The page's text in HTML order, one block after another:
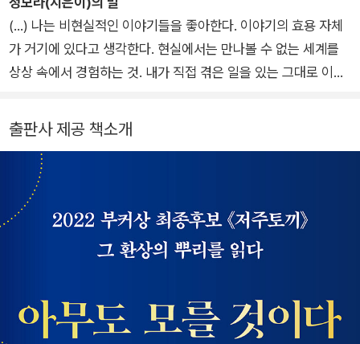
『너의 유토피아』 영문판은 미국 시사주간지 타임의 ‘2024 올해
의 책’에, 그리고 필립 K. 딕상 후보로 선정되었다. 『한밤의 시간
표』와 『붉은 칼』은 2026년 로커스상 번역소설 부문 최종 후보에
존엄성과 사회적 불평등, 사랑과 연대의 가능성을 꾸준히 탐구해
온 작가다.
(…) 나는 비현실적인 이야기들을 좋아한다. 이야기의 효용 자체
가 거기에 있다고 생각한다. 현실에서는 만나볼 수 없는 세계를
상상 속에서 경험하는 것. 내가 직접 겪은 일을 있는 그대로 이야
이 경험하지 못한 다른 삶의 이야기일 뿐이다. 그러니까 현실에서
일어난 일이든 일어날 수 있는 일이든 일어날 수 없는 일이든, 결
국 독자의 입장에서 봤을 때 가상과 허구와 상상이라는 점에서는
근본적으로 같다. 어차피 허구의 이야기인데 그러면 현실에서 더
멀리 날아갈수록 더 재미있지 않을까? 물론 현실에서 더 멀리 떨
더 혼란스러워질 것이다. 그러나 그 혼란도 재미의 일부라고 생각
독자님들께 재미있는 이야기를 들려드리고 싶었다. 부디 재미있
게 읽어주셨으면 좋겠다.
출판사 제공 책소개